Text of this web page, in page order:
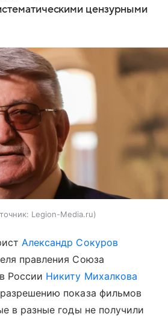
цензурными
Legion-Media.ru
Александр Сокуров
правления Союза
России Никиту Михалкова
показа фильмов
в разные годы не получили